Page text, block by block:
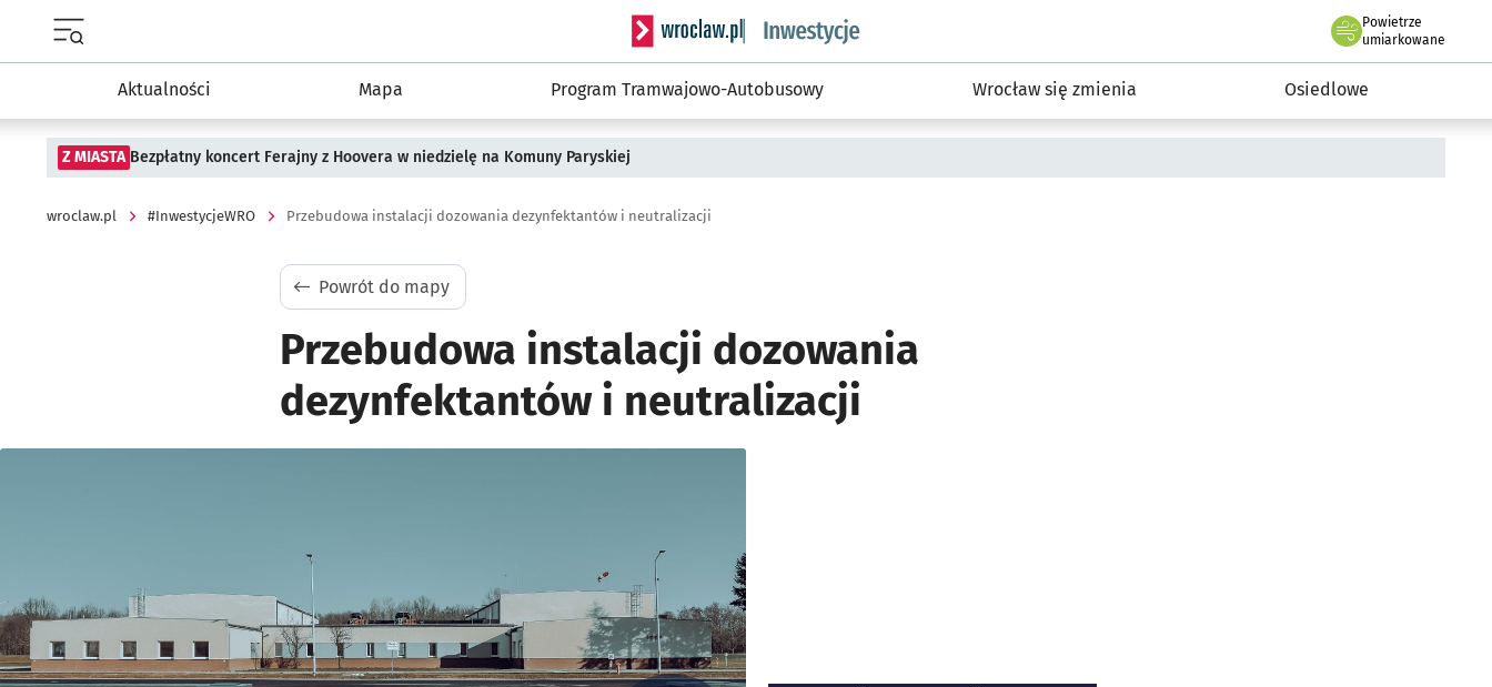
Serwis informacyjny wroclaw.pl podserwis: #InwestycjeWRO - miejskie inwestycje 2019-2032
Powietrze
we Wrocławiu
umiarkowane
Aktualności Mapa Program Tramwajowo-Autobusowy Wrocław się zmienia Osiedlowe
Z MIASTA Bezpłatny koncert Ferajny z Hoovera w niedzielę na Komuny Paryskiej
wroclaw.pl #InwestycjeWRO Przebudowa instalacji dozowania dezynfektantów i neutralizacji
Powrót do mapy
Przebudowa instalacji dozowania
dezynfektantów i neutralizacji